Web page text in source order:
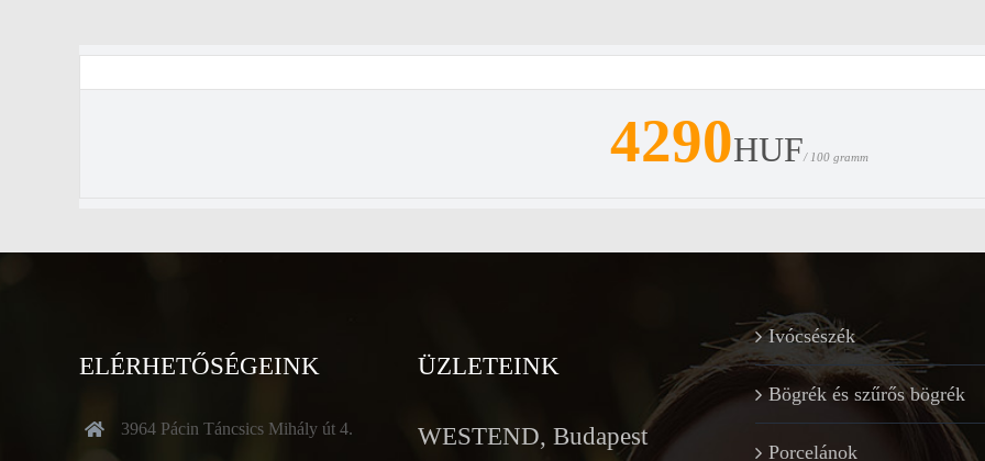
4290HUF/ 100 gramm
ELÉRHETŐSÉGEINK
3964 Pácin Táncsics Mihály út 4.
ÜZLETEINK
WESTEND, Budapest
Ivócsészék
Bögrék és szűrős bögrék
Porcelánok